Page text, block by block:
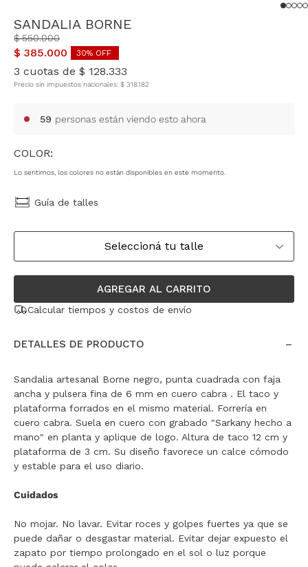
SANDALIA BORNE
$ 550.000
$ 385.000 30% OFF
3 cuotas de $ 128.333
Precio sin impuestos nacionales: $ 318182
59 personas están viendo esto ahora
COLOR:
Lo sentimos, los colores no están disponibles en este momento.
Guía de talles
Seleccioná tu talle
AGREGAR AL CARRITO
Calcular tiempos y costos de envío
DETALLES DE PRODUCTO
Sandalia artesanal Borne negro, punta cuadrada con faja
ancha y pulsera fina de 6 mm en cuero cabra . El taco y
plataforma forrados en el mismo material. Forrería en
cuero cabra. Suela en cuero con grabado "Sarkany hecho a
mano" en planta y aplique de logo. Altura de taco 12 cm y
plataforma de 3 cm. Su diseño favorece un calce cómodo
y estable para el uso diario.
Cuidados
No mojar. No lavar. Evitar roces y golpes fuertes ya que se
puede dañar o desgastar material. Evitar dejar expuesto el
zapato por tiempo prolongado en el sol o luz porque